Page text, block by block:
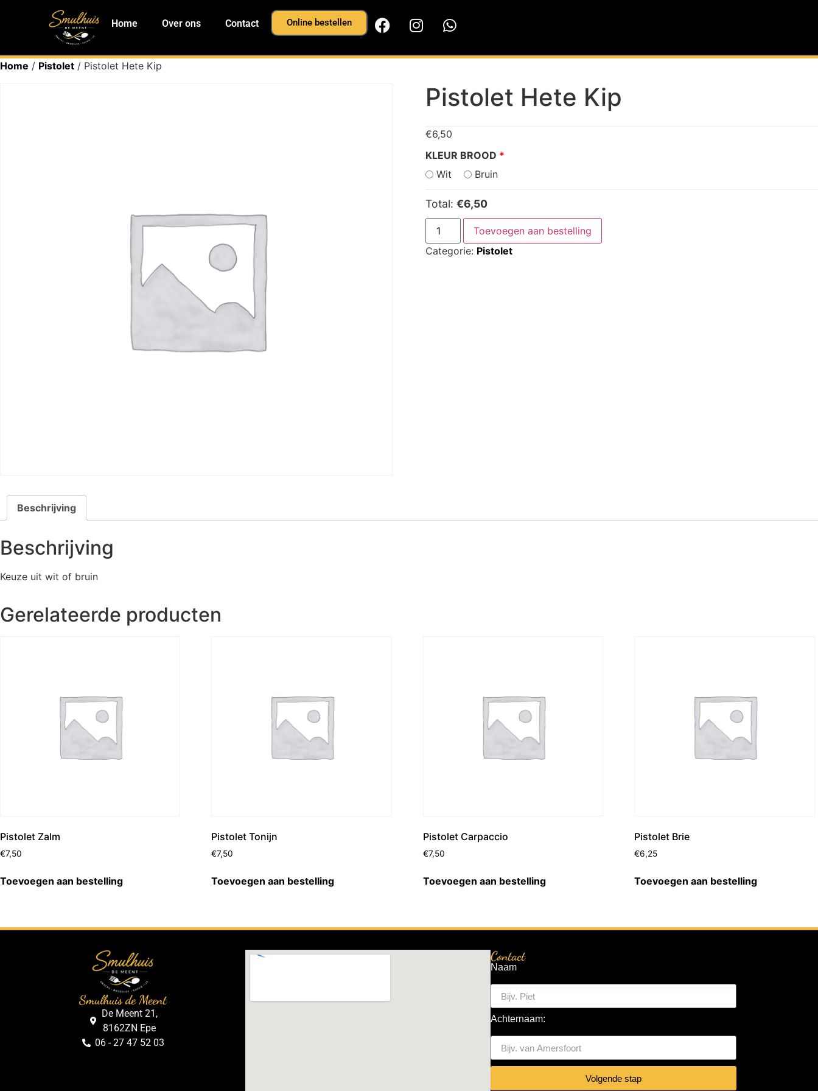
Home Over ons Contact Online bestellen
Home / Pistolet / Pistolet Hete Kip
Pistolet Hete Kip
€6,50
KLEUR BROOD
Wit
Bruin
Total: €6,50
Toevoegen aan bestelling
Categorie: Pistolet
Beschrijving
Beschrijving
Keuze uit wit of bruin
Gerelateerde producten
Pistolet Zalm
€7,50
Toevoegen aan bestelling
Pistolet Tonijn
€7,50
Toevoegen aan bestelling
Pistolet Carpaccio
€7,50
Toevoegen aan bestelling
Pistolet Brie
€6,25
Toevoegen aan bestelling
Smulhuis de Meent
De Meent 21,
8162ZN Epe
06 - 27 47 52 03
Contact
Naam
Achternaam:
Volgende stap